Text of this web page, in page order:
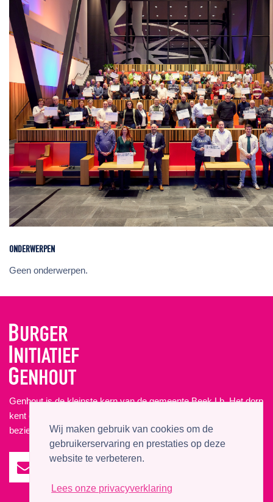
Wij maken gebruik van cookies om de
gebruikerservaring en prestaties op deze
website te verbeteren.
Lees onze privacyverklaring
ONDERWERPEN
Geen onderwerpen.
Genhout is de kleinste kern van de gemeente Beek Lb. Het dorp
kent echter vele initiatieven, evenementen, activiteiten en
bezienswaardigheden. Meer dan een bezoek waard!